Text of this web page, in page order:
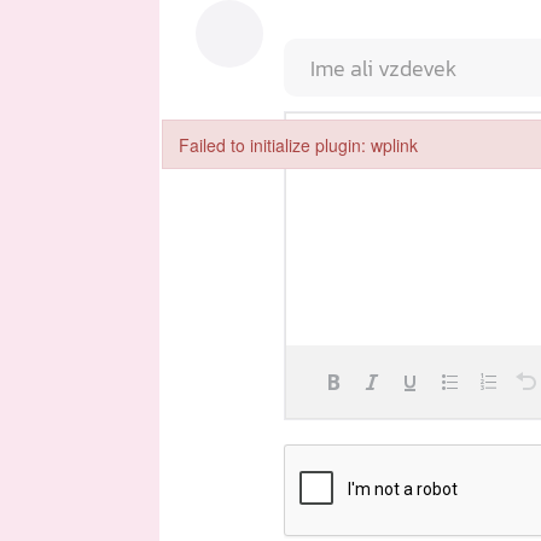
Failed to initialize plugin: wplink
Failed to initialize plugin: wplink